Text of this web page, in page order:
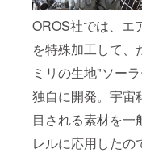
OROS社では、エ
を特殊加工して、
ミリの生地"ソー
独自に開発。宇宙
目される素材を一
レルに応用したの